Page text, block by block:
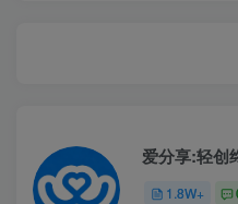
爱分享:轻创
1.8W+